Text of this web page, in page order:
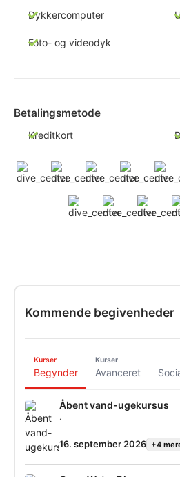
Dykkercomputer
Foto- og videodyk
Betalingsmetode
Kreditkort
Kommende begivenheder
Kurser
Begynder
Kurser
Avanceret
Åbent vand-ugekursus
.
16. september 2026 +4